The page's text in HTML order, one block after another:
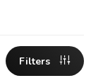
Filters